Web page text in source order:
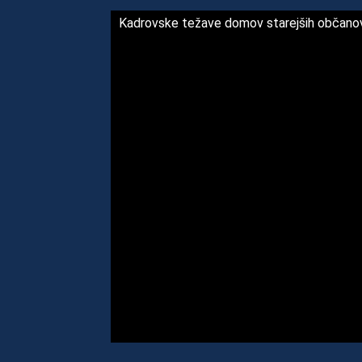
Kadrovske težave domov starejših